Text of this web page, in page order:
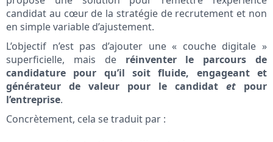
candidat au cœur de la stratégie de recrutement et non
en simple variable d’ajustement.
L’objectif n’est pas d’ajouter une « couche digitale »
superficielle, mais de réinventer le parcours de
candidature pour qu’il soit fluide, engageant et
générateur de valeur pour le candidat et pour
l’entreprise.
Concrètement, cela se traduit par :